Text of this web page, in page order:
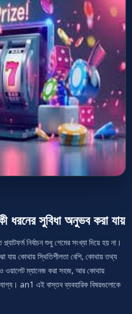
ধরনের সুবিধা অনুভব করা যায়
নির্বাচন শুধু গেমের সংখ্যা দিয়ে হয় না।
যায় কোথায় স্থিতিশীলতা বেশি, কোথায় তথ্য
ম্যানেজ করা সহজ, আর কোথায়
an1 এই বাস্তব ব্যবহারিক বিষয়গুলোকে